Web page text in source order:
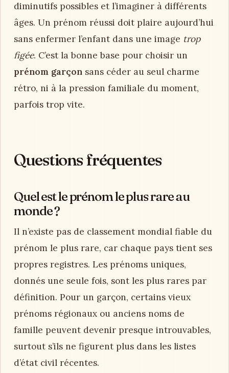
diminutifs possibles et l’imaginer à différents
âges. Un prénom réussi doit plaire aujourd’hui
sans enfermer l’enfant dans une image trop
figée. C’est la bonne base pour choisir un
prénom garçon sans céder au seul charme
rétro, ni à la pression familiale du moment,
parfois trop vite.
Questions fréquentes
Quel est le prénom le plus rare au
monde ?
Il n’existe pas de classement mondial fiable du
prénom le plus rare, car chaque pays tient ses
propres registres. Les prénoms uniques,
donnés une seule fois, sont les plus rares par
définition. Pour un garçon, certains vieux
prénoms régionaux ou anciens noms de
famille peuvent devenir presque introuvables,
surtout s’ils ne figurent plus dans les listes
d’état civil récentes.